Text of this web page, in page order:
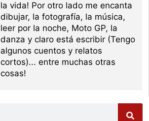
la vida! Por otro lado me encanta
dibujar, la fotografía, la música,
leer por la noche, Moto GP, la
danza y claro está escribir (Tengo
algunos cuentos y relatos
cortos)... entre muchas otras
cosas!